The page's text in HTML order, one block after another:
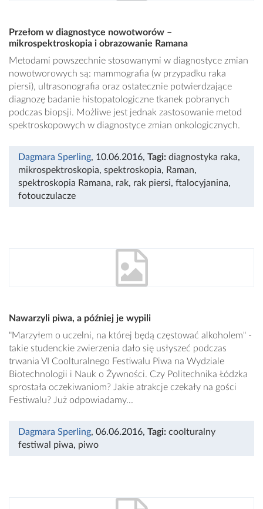
Przełom w diagnostyce nowotworów –
mikrospektroskopia i obrazowanie Ramana
Metodami powszechnie stosowanymi w diagnostyce zmian
nowotworowych są: mammografia (w przypadku raka
piersi), ultrasonografia oraz ostatecznie potwierdzające
diagnozę badanie histopatologiczne tkanek pobranych
podczas biopsji. Możliwe jest jednak zastosowanie metod
spektroskopowych w diagnostyce zmian onkologicznych.
Dagmara Sperling, 10.06.2016, Tagi: diagnostyka raka,
mikrospektroskopia, spektroskopia, Raman,
spektroskopia Ramana, rak, rak piersi, ftalocyjanina,
fotouczulacze
Nawarzyli piwa, a później je wypili
"Marzyłem o uczelni, na której będą częstować alkoholem" -
takie studenckie zwierzenia dało się usłyszeć podczas
trwania VI Coolturalnego Festiwalu Piwa na Wydziale
Biotechnologii i Nauk o Żywności. Czy Politechnika Łódzka
sprostała oczekiwaniom? Jakie atrakcje czekały na gości
Festiwalu? Już odpowiadamy...
Dagmara Sperling, 06.06.2016, Tagi: coolturalny
festiwal piwa, piwo